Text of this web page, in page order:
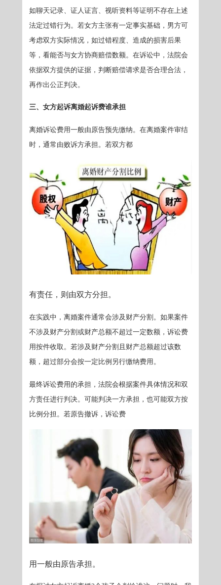
如聊天记录、证人证言、视听资料等证明不存在上述
法定过错行为。若女方主张有一定事实基础，男方可
考虑双方实际情况，如过错程度、造成的损害后果
等，看能否与女方协商赔偿数额。在诉讼中，法院会
依据双方提供的证据，判断赔偿请求是否合理合法，
再作出公正判决。
三、女方起诉离婚起诉费谁承担
离婚诉讼费用一般由原告预先缴纳。在离婚案件审结
时，通常由败诉方承担。若双方都
有责任，则由双方分担。
在实践中，离婚案件通常会涉及财产分割。如果案件
不涉及财产分割或财产总额不超过一定数额，诉讼费
用按件收取。若涉及财产分割且财产总额超过该数
额，超过部分会按一定比例另行缴纳费用。
最终诉讼费用的承担，法院会根据案件具体情况和双
方责任进行判决。可能判决一方承担，也可能双方按
比例分担。若原告撤诉，诉讼费
用一般由原告承担。